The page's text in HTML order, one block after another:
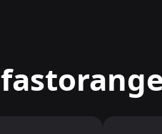
fastorange